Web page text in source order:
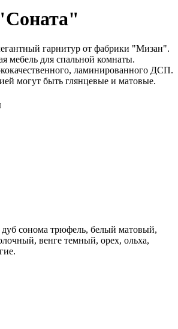
гарнитур от фабрики "Мизан".
мебель для спальной комнаты.
ламинированного ДСП.
могут быть глянцевые и матовые.
сонома трюфель, белый матовый,
венге темный, орех, ольха,